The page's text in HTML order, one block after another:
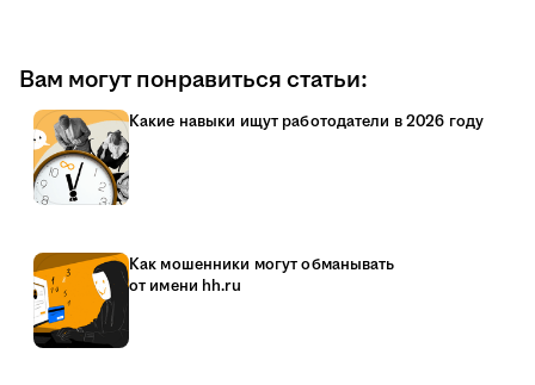
Вам могут понравиться статьи:
Какие навыки ищут работодатели в 2026 году
Как мошенники могут обманывать
от имени hh.ru